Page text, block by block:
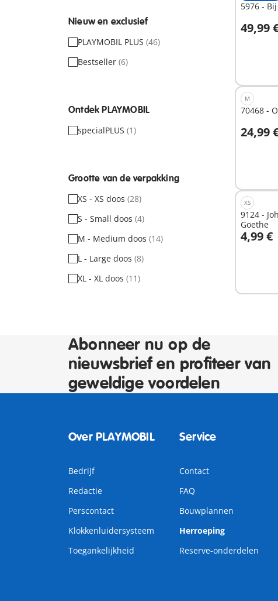
Nieuw en exclusief
PLAYMOBIL PLUS (46)
Bestseller (6)
Ontdek PLAYMOBIL
specialPLUS (1)
Grootte van de verpakking
XS - XS doos (28)
S - Small doos (4)
M - Medium doos (14)
L - Large doos (8)
XL - XL doos (11)
5976 -
49,99
M
70468 -
24,99
XS
9124 -
Goethe
4,99 €
In
Abonneer nu op de
nieuwsbrief en profiteer van
geweldige voordelen
Over PLAYMOBIL
Bedrijf
Redactie
Perscontact
Klokkenluidersysteem
Toegankelijkheid
Service
Contact
FAQ
Bouwplannen
Herroeping
Reserve-onderdelen